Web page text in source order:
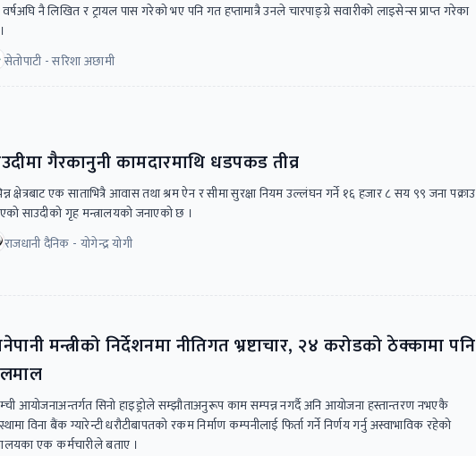
नै लिखित र ट्रायल पास गरेको भए पनि गत हप्तामात्रै उनले चारपाङ्ग्रे सवारीको लाइसेन्स प्राप्‍त गरेका
सेतोपाटी - सरिशा अछामी
गैरकानुनी कामदारमाथि धडपकड तीव्र
क्षेत्रबाट एक साताभित्रै आवास तथा श्रम ऐन र सीमा सुरक्षा नियम उल्लंघन गर्ने १६ हजार ८ सय ९९ जना पक्राउ
साउदीको गृह मन्त्रालयको जनाएको छ ।
राजधानी दैनिक - योगेन्द्र योगी
मन्त्रीको निर्देशनमा नीतिगत भ्रष्टाचार, २४ करोडको ठेक्कामा पनि
आयोजनाअन्तर्गत सिनो हाइड्रोले सम्झौताअनुरूप काम सम्पन्न नगर्दै अनि आयोजना हस्तान्तरण नभएकै
विना बैंक ग्यारेन्टी धरौटीबापतको रकम निर्माण कम्पनीलाई फिर्ता गर्ने निर्णय गर्नु अस्वाभाविक रहेको
एक कर्मचारीले बताए ।